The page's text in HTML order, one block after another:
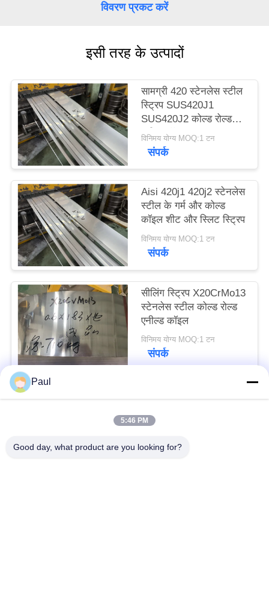
साइटमैप
PRIVACY
POLICY
विवरण प्रकट करें
इसी तरह के उत्पादों
सामग्री 420 स्टेनलेस स्टील
स्ट्रिप SUS420J1
SUS420J2 कोल्ड रोल्ड
स्टील कॉइल
विनिमय योग्य MOQ:1 टन
संपर्क
Aisi 420j1 420j2 स्टेनलेस
स्टील के गर्म और कोल्ड
कॉइल शीट और स्लिट स्ट्रिप
विनिमय योग्य MOQ:1 टन
संपर्क
सीलिंग स्ट्रिप X20CrMo13
स्टेनलेस स्टील कोल्ड रोल्ड
एनील्ड कॉइल
विनिमय योग्य MOQ:1 टन
संपर्क
लोकप्रिय श्रेणियां
मार्टेंसिटिक स्टेनलेस स्टील
वर्षा स्टेनलेस स्टील
Paul
5:46 PM
Good day, what product are you looking for?